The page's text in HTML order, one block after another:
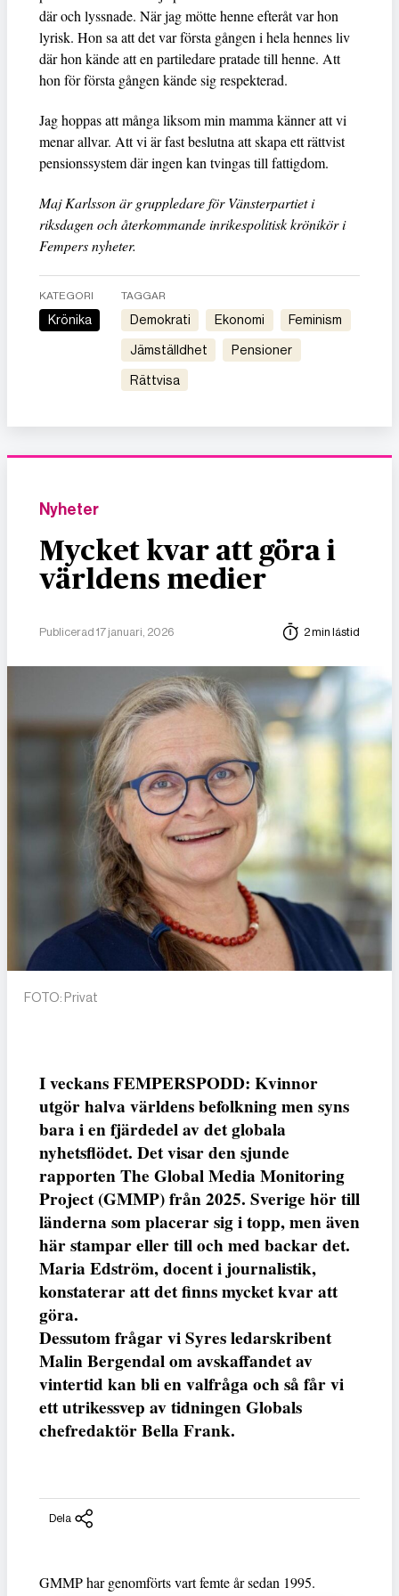
där och lyssnade. När jag mötte henne efteråt var hon
lyrisk. Hon sa att det var första gången i hela hennes liv
där hon kände att en partiledare pratade till henne. Att
hon för första gången kände sig respekterad.
Jag hoppas att många liksom min mamma känner att vi
menar allvar. Att vi är fast beslutna att skapa ett rättvist
pensionssystem där ingen kan tvingas till fattigdom.
Maj Karlsson är gruppledare för Vänsterpartiet i
riksdagen och återkommande inrikespolitisk krönikör i
Fempers nyheter.
KATEGORI
Krönika
TAGGAR
demokrati ekonomi feminism
jämställdhet pensioner
rättvisa
Nyheter
Mycket kvar att göra i
världens medier
Publicerad 17 januari, 2026 2 min lästid
FOTO: Privat
I veckans FEMPERSPODD: Kvinnor
utgör halva världens befolkning men syns
bara i en fjärdedel av det globala
nyhetsflödet. Det visar den sjunde
rapporten The Global Media Monitoring
Project (GMMP) från 2025. Sverige hör till
länderna som placerar sig i topp, men även
här stampar eller till och med backar det.
Maria Edström, docent i journalistik,
konstaterar att det finns mycket kvar att
göra.
Dessutom frågar vi Syres ledarskribent
Malin Bergendal om avskaffandet av
vintertid kan bli en valfråga och så får vi
ett utrikessvep av tidningen Globals
chefredaktör Bella Frank.
Dela
GMMP har genomförts vart femte år sedan 1995.